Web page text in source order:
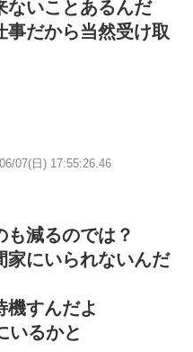
ないことあるんだ
事だから当然受け取
07(日) 17:55:26.46
減るのでは？
家にいられないんだ
機すんだよ
いるかと